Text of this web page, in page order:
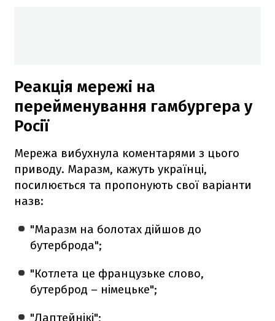
Реакція мережі на
перейменування гамбургера у
Росії
Мережа вибухнула коментарями з цього
приводу. Маразм, кажуть українці,
посилюється та пропонують свої варіанти
назв:
"Маразм на болотах дійшов до
бутерброда";
"Котлета це французьке слово,
бутерброд – німецьке";
"Лаптейнікі";